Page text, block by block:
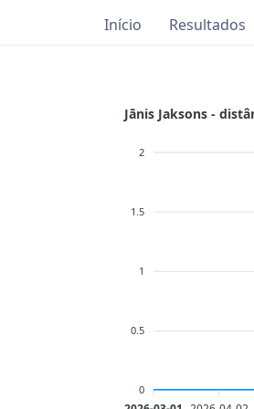
Início Resultados
Jānis Jaksons -
2
1.5
1
0.5
0